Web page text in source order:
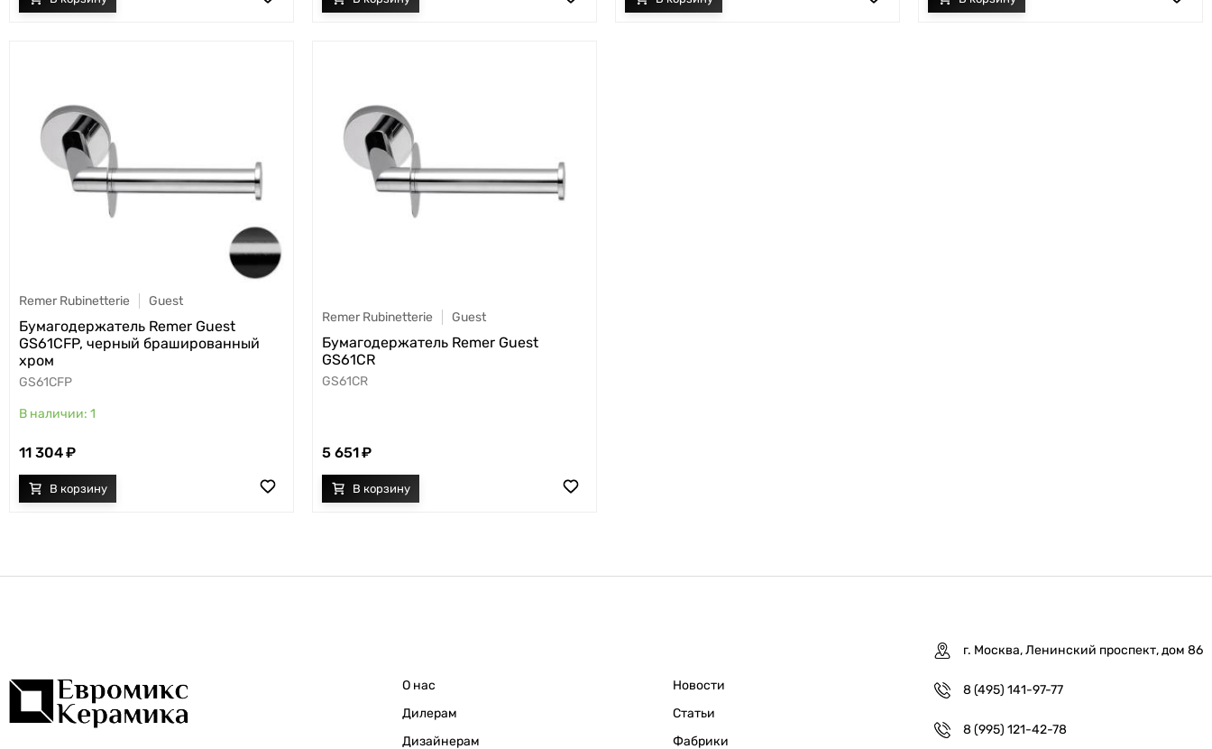
Remer Rubinetterie Guest
Бумагодержатель Remer Guest
GS61CFP, черный брашированный
хром
GS61CFP
1
11 304
Remer Rubinetterie Guest
Бумагодержатель Remer Guest
GS61CR
GS61CR
5 651
О нас
Дилерам
Дизайнерам
Новости
Статьи
Фабрики
г. Москва, Ленинский проспект, дом 86
8 (495) 141-97-77
8 (995) 121-42-78